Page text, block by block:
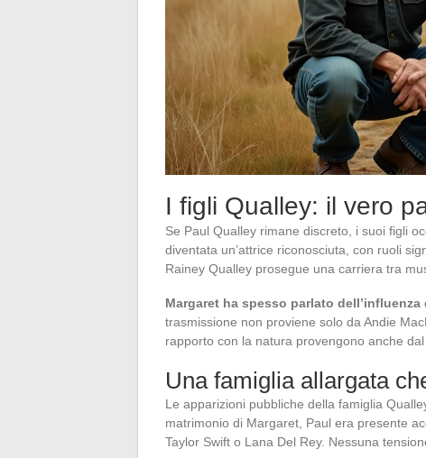
I figli Qualley: il vero
Se Paul Qualley rimane discreto, i suoi figli
diventata un’attrice riconosciuta, con ruoli
Rainey Qualley prosegue una carriera tra
Margaret ha spesso parlato
trasmissione non proviene solo da Andie
rapporto con la natura provengono anche dal
Una famiglia allargata
Le apparizioni pubbliche della famiglia
matrimonio di Margaret, Paul era presente
Taylor Swift o Lana Del Rey. Nessuna